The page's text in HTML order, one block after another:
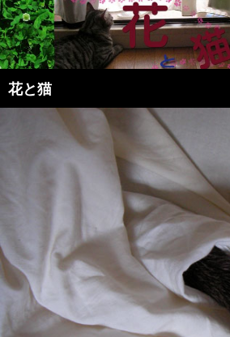
コ
ン
テ
ン
ツ
へ
花と猫
検
索